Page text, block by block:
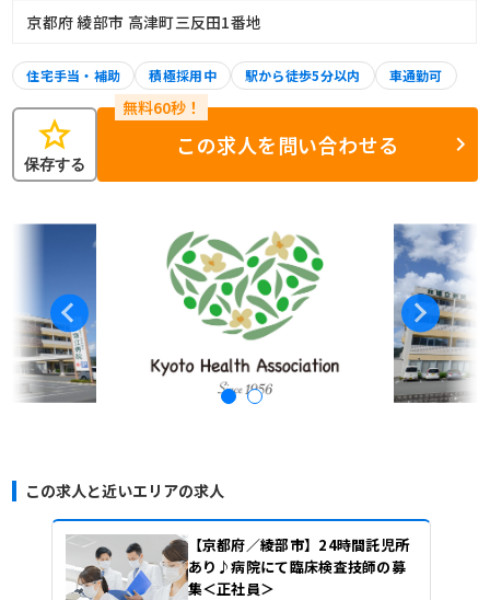
京都府 綾部市 高津町三反田1番地
住宅手当・補助 積極採用中 駅から徒歩5分以内 車通勤可
star
保存する
この求人を問い合わせる
この求人と近いエリアの求人
【京都府／綾部市】24時間託児所
あり♪病院にて臨床検査技師の募
集＜正社員＞